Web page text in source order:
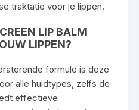
traktatie voor je lippen.
LIP BALM
LIPPEN?
formule is deze
alle huidtypes, zelfs de
effectieve